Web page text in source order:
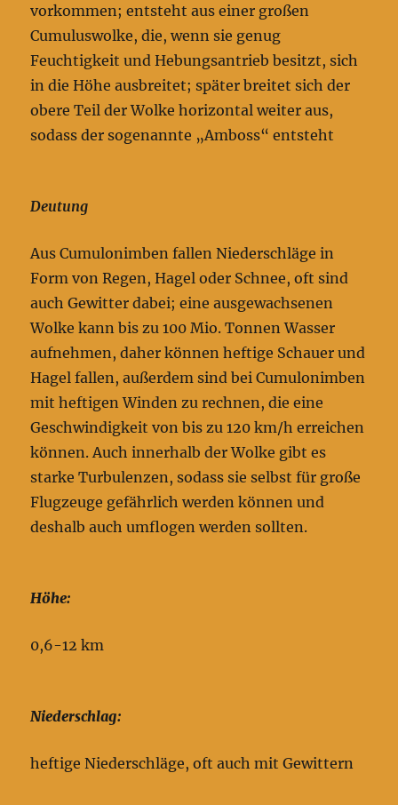
vorkommen; entsteht aus einer großen
Cumuluswolke, die, wenn sie genug
Feuchtigkeit und Hebungsantrieb besitzt, sich
in die Höhe ausbreitet; später breitet sich der
obere Teil der Wolke horizontal weiter aus,
sodass der sogenannte „Amboss“ entsteht
Deutung
Aus Cumulonimben fallen Niederschläge in
Form von Regen, Hagel oder Schnee, oft sind
auch Gewitter dabei; eine ausgewachsenen
Wolke kann bis zu 100 Mio. Tonnen Wasser
aufnehmen, daher können heftige Schauer und
Hagel fallen, außerdem sind bei Cumulonimben
mit heftigen Winden zu rechnen, die eine
Geschwindigkeit von bis zu 120 km/h erreichen
können. Auch innerhalb der Wolke gibt es
starke Turbulenzen, sodass sie selbst für große
Flugzeuge gefährlich werden können und
deshalb auch umflogen werden sollten.
Höhe:
0,6-12 km
Niederschlag:
heftige Niederschläge, oft auch mit Gewittern